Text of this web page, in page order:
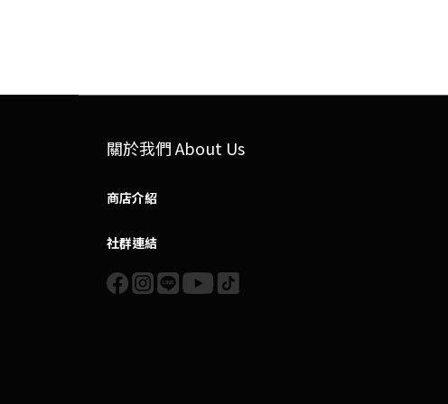
關於我們 About Us
商店介紹
社群連結